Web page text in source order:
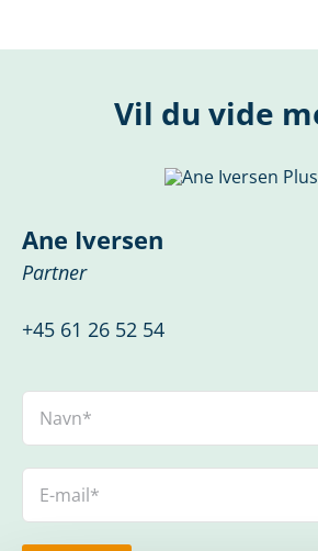
Vil du vide
Ane Iversen
Partner
+45 61 26 52 54